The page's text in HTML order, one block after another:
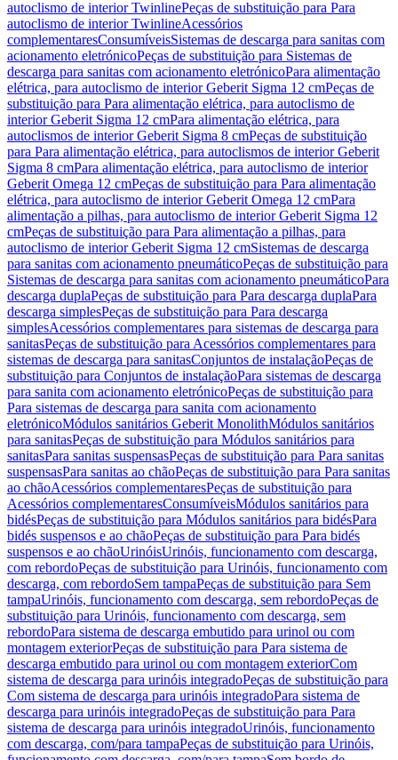
autoclismo de interior TwinlinePeças de substituição para Para
autoclismo de interior TwinlineAcessórios
complementaresConsumíveisSistemas de descarga para sanitas com
acionamento eletrónicoPeças de substituição para Sistemas de
descarga para sanitas com acionamento eletrónicoPara alimentação
elétrica, para autoclismo de interior Geberit Sigma 12 cmPeças de
substituição para Para alimentação elétrica, para autoclismo de
interior Geberit Sigma 12 cmPara alimentação elétrica, para
autoclismos de interior Geberit Sigma 8 cmPeças de substituição
para Para alimentação elétrica, para autoclismos de interior Geberit
Sigma 8 cmPara alimentação elétrica, para autoclismo de interior
Geberit Omega 12 cmPeças de substituição para Para alimentação
elétrica, para autoclismo de interior Geberit Omega 12 cmPara
alimentação a pilhas, para autoclismo de interior Geberit Sigma 12
cmPeças de substituição para Para alimentação a pilhas, para
autoclismo de interior Geberit Sigma 12 cmSistemas de descarga
para sanitas com acionamento pneumáticoPeças de substituição para
Sistemas de descarga para sanitas com acionamento pneumáticoPara
descarga duplaPeças de substituição para Para descarga duplaPara
descarga simplesPeças de substituição para Para descarga
simplesAcessórios complementares para sistemas de descarga para
sanitasPeças de substituição para Acessórios complementares para
sistemas de descarga para sanitasConjuntos de instalaçãoPeças de
substituição para Conjuntos de instalaçãoPara sistemas de descarga
para sanita com acionamento eletrónicoPeças de substituição para
Para sistemas de descarga para sanita com acionamento
eletrónicoMódulos sanitários Geberit MonolithMódulos sanitários
para sanitasPeças de substituição para Módulos sanitários para
sanitasPara sanitas suspensasPeças de substituição para Para sanitas
suspensasPara sanitas ao chãoPeças de substituição para Para sanitas
ao chãoAcessórios complementaresPeças de substituição para
Acessórios complementaresConsumíveisMódulos sanitários para
bidésPeças de substituição para Módulos sanitários para bidésPara
bidés suspensos e ao chãoPeças de substituição para Para bidés
suspensos e ao chãoUrinóisUrinóis, funcionamento com descarga,
com rebordoPeças de substituição para Urinóis, funcionamento com
descarga, com rebordoSem tampaPeças de substituição para Sem
tampaUrinóis, funcionamento com descarga, sem rebordoPeças de
substituição para Urinóis, funcionamento com descarga, sem
rebordoPara sistema de descarga embutido para urinol ou com
montagem exteriorPeças de substituição para Para sistema de
descarga embutido para urinol ou com montagem exteriorCom
sistema de descarga para urinóis integradoPeças de substituição para
Com sistema de descarga para urinóis integradoPara sistema de
descarga para urinóis integradoPeças de substituição para Para
sistema de descarga para urinóis integradoUrinóis, funcionamento
com descarga, com/para tampaPeças de substituição para Urinóis,